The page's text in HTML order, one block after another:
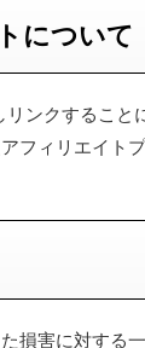
について
ンクすること
フィリエイト
損害に対する